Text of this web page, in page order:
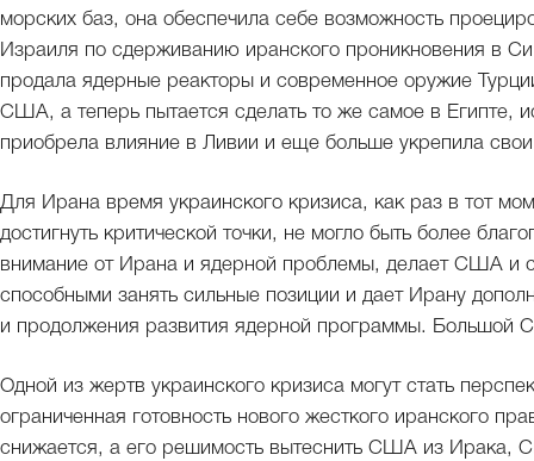
морских баз, она обеспечила себе возможность
Израиля по сдерживанию иранского проникновения в
продала ядерные реакторы и современное оружие
США, а теперь пытается сделать то же самое в Египте,
приобрела влияние в Ливии и еще больше укрепила
Для Ирана время украинского кризиса, как раз в тот
достигнуть критической точки, не могло быть более
внимание от Ирана и ядерной проблемы, делает США и
способными занять сильные позиции и дает Ирану
и продолжения развития ядерной программы. Большой
Одной из жертв украинского кризиса могут стать
ограниченная готовность нового жесткого иранского
снижается, а его решимость вытеснить США из Ирака,